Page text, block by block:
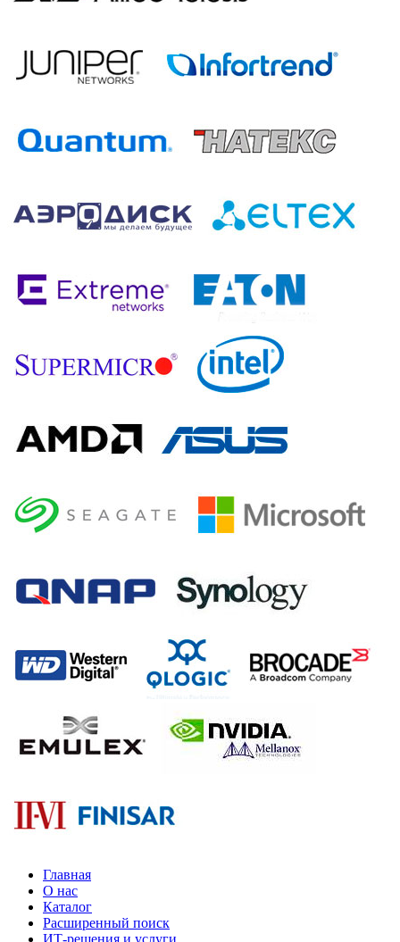
Главная
О нас
Каталог
Расширенный поиск
ИТ-решения и услуги